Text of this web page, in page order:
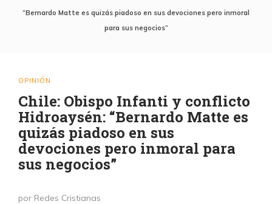
“Bernardo Matte es quizás piadoso en sus devociones pero inmoral
para sus negocios”
OPINIÓN
Chile: Obispo Infanti y conflicto
Hidroaysén: “Bernardo Matte es
quizás piadoso en sus
devociones pero inmoral para
sus negocios”
por Redes Cristianas